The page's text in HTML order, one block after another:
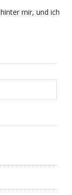
mir, und ich